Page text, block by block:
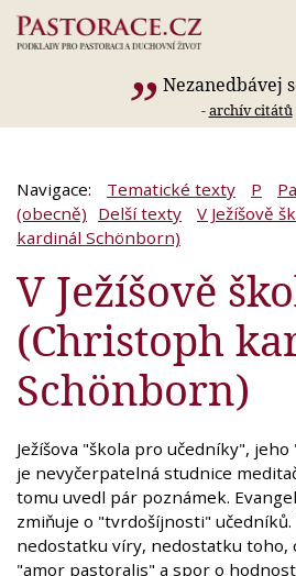
Nezanedbávej
-archív citátů
Navigace: Tematické texty P
(obecně) Delší texty
V Ježíšově
kardinál Schönborn)
V Ježíšově
(Christoph
Schönborn)
Ježíšova "škola pro učedníky",
je nevyčerpatelná studnice
tomu uvedl pár poznámek.
zmiňuje o "tvrdošíjnosti"
nedostatku víry, nedostatku toho,
"amor pastoralis" a spor o